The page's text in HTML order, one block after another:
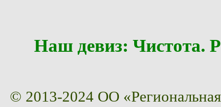
Наш девиз:
© 2013-2024 ОО